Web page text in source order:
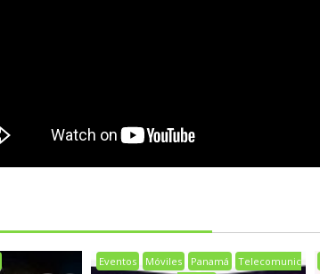
Eventos Móviles Panamá
Telecomunic